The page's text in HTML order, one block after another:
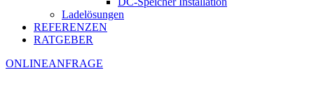
Ladelösungen
REFERENZEN
RATGEBER
ONLINEANFRAGE